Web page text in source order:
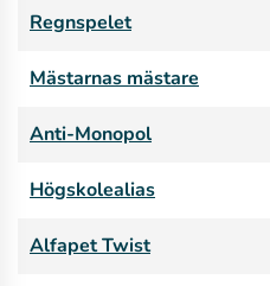
Regnspelet
Mästarnas mästare
Anti-Monopol
Högskolealias
Alfapet Twist